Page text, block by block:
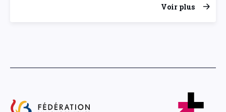
Voir plus